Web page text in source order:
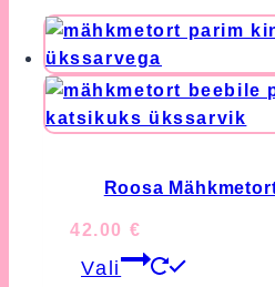
Roosa
42.00 €
Vali